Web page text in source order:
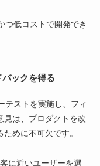
つ低コストで開発でき
ックを得る
テストを実施し、フィ
見は、プロダクトを改
めに不可欠です。
に近いユーザーを選